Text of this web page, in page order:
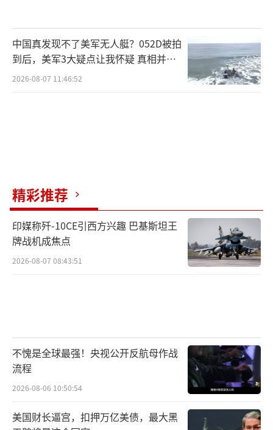
中国真发现不了美军无人艇？052D被拍
到后，美军3大疑点让我怀疑 真相并非
如此
2026-08-07 11:46:52
精彩推荐
印媒称歼-10CE引西方兴趣 巴基斯坦王
牌战机成焦点
2026-08-07 08:43:51
不愧是全球最强！央视公开反航母作战
流程
2026-08-06 10:50:54
美国财长逼宫，扣押万亿美债，最大黑